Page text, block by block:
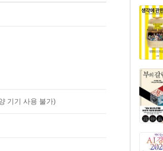
기기 사용 불가)